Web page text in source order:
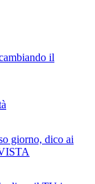
il
giorno, dico ai